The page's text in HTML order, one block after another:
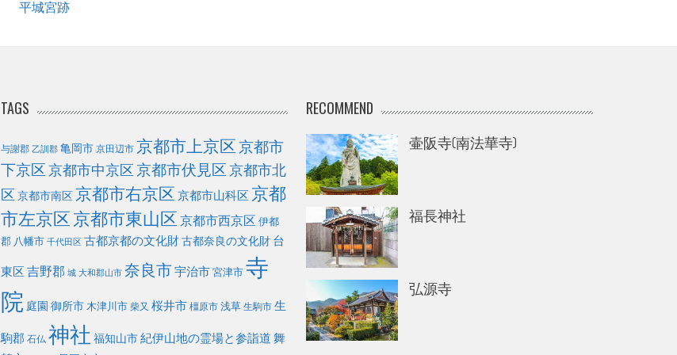
平城宮跡
TAGS
与謝郡 乙訓郡 亀岡市 京田辺市 京都市上京区京都市
下京区京都市中京区京都市伏見区京都市北
区 京都市南区 京都市右京区 京都市山科区 京都
市左京区京都市東山区 京都市西京区 伊都
郡 八幡市 千代田区 古都京都の文化財古都奈良の文化財 台
東区 吉野郡 城 大和郡山市 奈良市宇治市 宮津市 寺
院 庭園 御所市 木津川市 柴又 桜井市 橿原市 浅草 生駒市 生
駒郡 石仏 神社 福知山市紀伊山地の霊場と参詣道 舞
RECOMMEND
壷阪寺(南法華寺)
福長神社
弘源寺